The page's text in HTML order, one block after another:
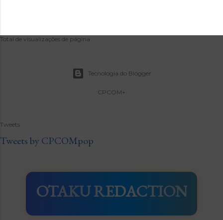
Total de visualizações de página
Tecnologia do Blogger
CPCOM+
Tweets
Tweets by CPCOMpop
OTAKU REDACTION